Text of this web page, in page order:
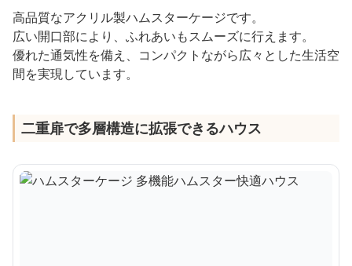
高品質なアクリル製ハムスターケージです。
広い開口部により、ふれあいもスムーズに行えます。
優れた通気性を備え、コンパクトながら広々とした生活空
間を実現しています。
二重扉で多層構造に拡張できるハウス